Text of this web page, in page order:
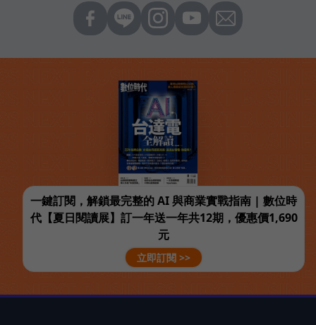
一鍵訂閱，解鎖最完整的 AI 與商業實戰指南 | 數位時
代【夏日閱讀展】訂一年送一年共12期，優惠價1,690
元
立即訂閱 >>